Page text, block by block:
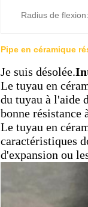
Radius de flexion:
Pipe en céramique
Je suis désolée.
Le tuyau en
du tuyau à l'aide
bonne résistance
Le tuyau en
caractéristiques
d'expansion ou